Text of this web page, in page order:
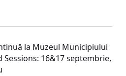
la Muzeul Municipiului
Sessions: 16&17 septembrie,